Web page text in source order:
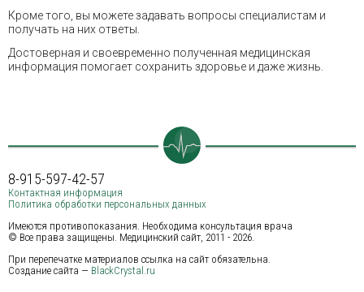
Кроме того, вы можете задавать вопросы специалистам и
получать на них ответы.
Достоверная и своевременно полученная медицинская
информация помогает сохранить здоровье и даже жизнь.
8-915-597-42-57
Контактная информация
Политика обработки персональных данных
Имеются противопоказания. Необходима консультация врача
© Все права защищены. Медицинский сайт, 2011 - 2026.
При перепечатке материалов ссылка на сайт обязательна.
Создание сайта — BlackCrystal.ru